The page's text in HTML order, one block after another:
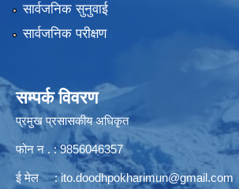
सार्वजनिक सुनुवाई
सार्वजनिक परीक्षण
सम्पर्क विवरण
प्रमुख प्रसासकीय अधिकृत
फोन न . : 9856046357
ई मेल :ito.doodhpokharimun@gmail.com